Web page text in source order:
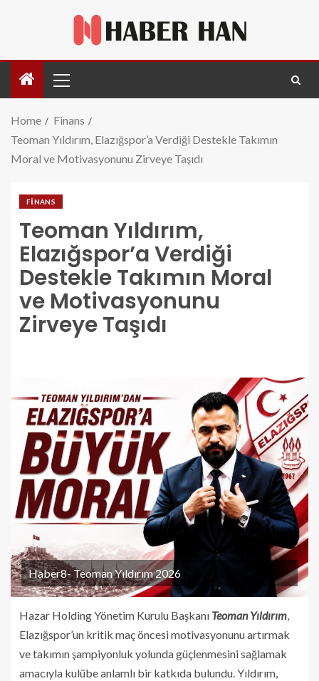
Home
Finans
Teoman Yıldırım, Elazığspor’a Verdiği Destekle Takımın
Moral ve Motivasyonunu Zirveye Taşıdı
FINANS
Teoman Yıldırım,
Elazığspor’a Verdiği
Destekle Takımın Moral
ve Motivasyonunu
Zirveye Taşıdı
Haber8- Teoman Yıldırım 2026
Hazar Holding Yönetim Kurulu Başkanı Teoman Yıldırım,
Elazığspor’un kritik maç öncesi motivasyonunu artırmak
ve takımın şampiyonluk yolunda güçlenmesini sağlamak
amacıyla kulübe anlamlı bir katkıda bulundu. Yıldırım,